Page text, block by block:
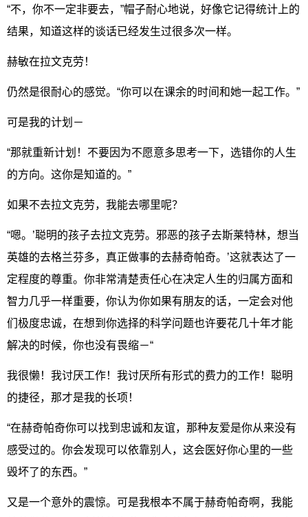
“不，你不一定非要去，”帽子耐心地说，好像它记得统计上的
结果，知道这样的谈话已经发生过很多次一样。
赫敏在拉文克劳！
仍然是很耐心的感觉。“你可以在课余的时间和她一起工作。”
可是我的计划－
“那就重新计划！不要因为不愿意多思考一下，选错你的人生
的方向。这你是知道的。”
如果不去拉文克劳，我能去哪里呢？
“嗯。’聪明的孩子去拉文克劳。邪恶的孩子去斯莱特林，想当
英雄的去格兰芬多，真正做事的去赫奇帕奇。’这就表达了一
定程度的尊重。你非常清楚责任心在决定人生的归属方面和
智力几乎一样重要，你认为你如果有朋友的话，一定会对他
们极度忠诚，在想到你选择的科学问题也许要花几十年才能
解决的时候，你也没有畏缩－“
我很懒！我讨厌工作！我讨厌所有形式的费力的工作！聪明
的捷径，那才是我的长项！
“在赫奇帕奇你可以找到忠诚和友谊，那种友爱是你从来没有
感受过的。你会发现可以依靠别人，这会医好你心里的一些
毁坏了的东西。”
又是一个意外的震惊。可是我根本不属于赫奇帕奇啊，我能